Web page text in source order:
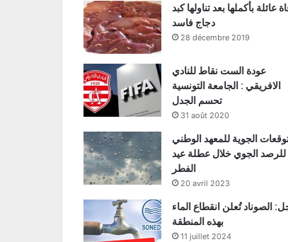
عائلة بأكملها بعد تناولها كبد
دجاج فاسد
28 décembre 2019
عودة الست نقاط للنادي
الافريقي : الجامعة التونسية
تحسم الجدل
31 août 2020
الجوية للمعهد الوطني
للرصد الجوي خلال عطلة عيد
الفطر
20 avril 2023
الصوناد تُعلن انقطاع الماء
بهذه المنطقة
11 juillet 2024